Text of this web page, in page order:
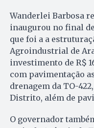
Wanderlei Barbosa
inaugurou no final
que foi a a
Agroindustrial de
investimento de R$
com pavimentação
drenagem da TO-
Distrito, além de
O governador